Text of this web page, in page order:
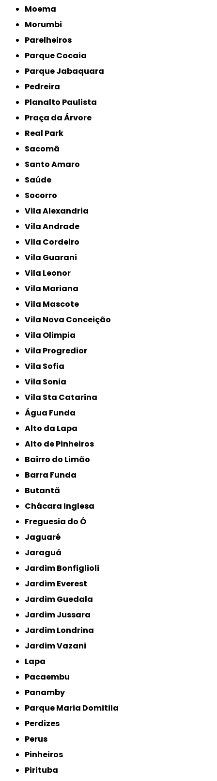
Moema
Morumbi
Parelheiros
Parque Cocaia
Parque Jabaquara
Pedreira
Planalto Paulista
Praça da Árvore
Real Park
Sacomã
Santo Amaro
Saúde
Socorro
Vila Alexandria
Vila Andrade
Vila Cordeiro
Vila Guarani
Vila Leonor
Vila Mariana
Vila Mascote
Vila Nova Conceição
Vila Olimpia
Vila Progredior
Vila Sofia
Vila Sonia
Vila Sta Catarina
Água Funda
Alto da Lapa
Alto de Pinheiros
Bairro do Limão
Barra Funda
Butantã
Chácara Inglesa
Freguesia do Ó
Jaguaré
Jaraguá
Jardim Bonfiglioli
Jardim Everest
Jardim Guedala
Jardim Jussara
Jardim Londrina
Jardim Vazani
Lapa
Pacaembu
Panamby
Parque Maria Domitila
Perdizes
Perus
Pinheiros
Pirituba